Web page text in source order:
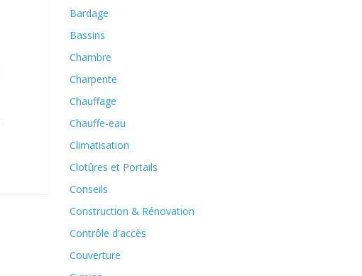
Bardage
Bassins
Chambre
Charpente
Chauffage
Chauffe-eau
Climatisation
Clotûres et Portails
Conseils
Construction & Rénovation
Contrôle d'accès
Couverture